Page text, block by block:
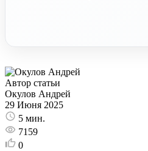
Автор статьи
Окулов Андрей
29 Июня 2025
5 мин.
7159
0